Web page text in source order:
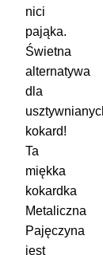
nici
pająka.
Świetna
alternatywa
dla
kokard!
Ta
miękka
kokardka
Metaliczna
Pajęczyna
jest